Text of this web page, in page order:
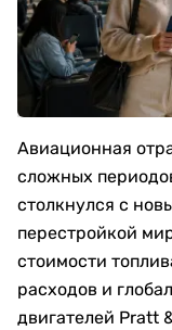
Авиационная
сложных
столкнулся с
перестройкой
стоимости
расходов и
двигателей Pratt